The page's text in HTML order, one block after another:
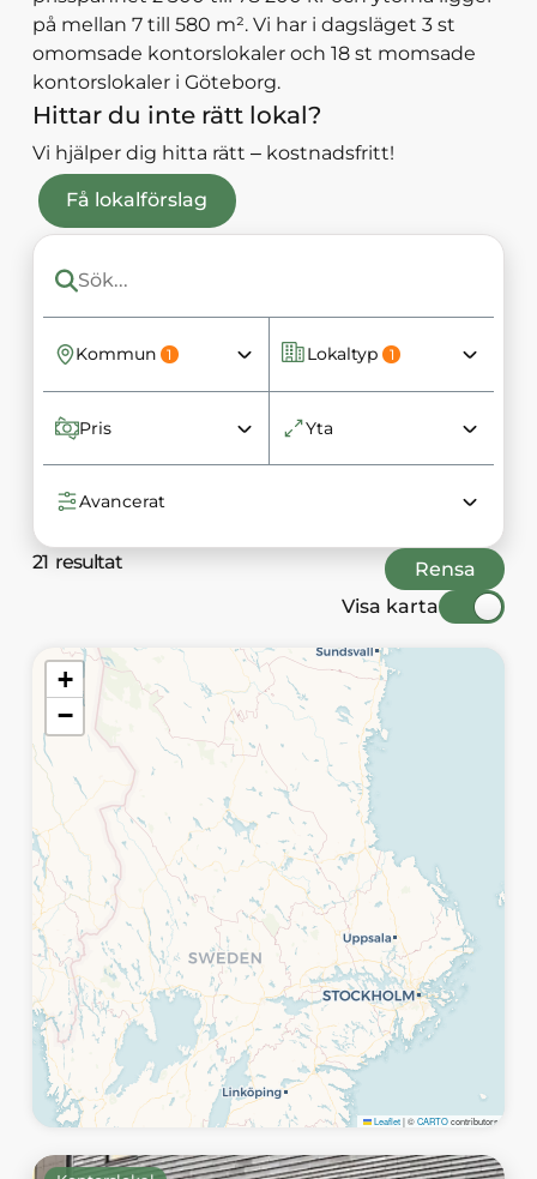
på mellan 7 till 580 m². Vi har i dagsläget 3 st
omomsade kontorslokaler och 18 st momsade
kontorslokaler i Göteborg.
Hittar du inte rätt lokal?
Vi hjälper dig hitta rätt – kostnadsfritt!
Få lokalförslag
Kommun 1 Lokaltyp 1
Pris Yta
Avancerat
21resultat
Visa karta
Rensa
Karta över annonser i sverige
+
−
Leaflet|©CARTOcontributors